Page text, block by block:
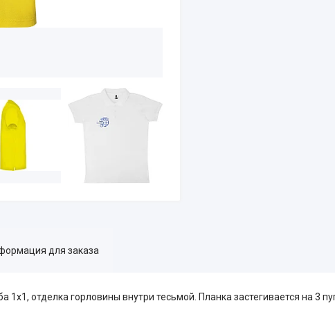
для заказа
отделка горловины внутри тесьмой. Планка застегивается на 3